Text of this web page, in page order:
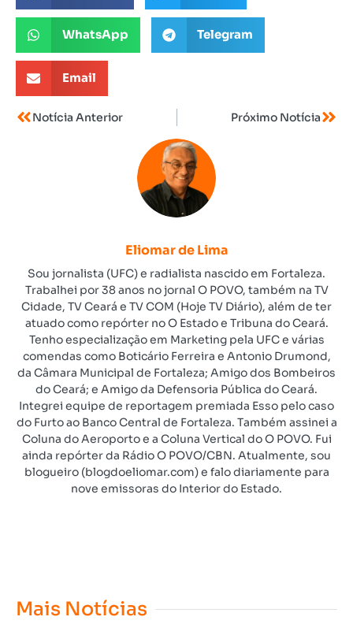
WhatsApp Telegram
Email
Notícia Anterior Próximo Notícia
Eliomar de Lima
Sou jornalista (UFC) e radialista nascido em Fortaleza.
Trabalhei por 38 anos no jornal O POVO, também na TV
Cidade, TV Ceará e TV COM (Hoje TV Diário), além de ter
atuado como repórter no O Estado e Tribuna do Ceará.
Tenho especialização em Marketing pela UFC e várias
comendas como Boticário Ferreira e Antonio Drumond,
da Câmara Municipal de Fortaleza; Amigo dos Bombeiros
do Ceará; e Amigo da Defensoria Pública do Ceará.
Integrei equipe de reportagem premiada Esso pelo caso
do Furto ao Banco Central de Fortaleza. Também assinei a
Coluna do Aeroporto e a Coluna Vertical do O POVO. Fui
ainda repórter da Rádio O POVO/CBN. Atualmente, sou
blogueiro (blogdoeliomar.com) e falo diariamente para
nove emissoras do Interior do Estado.
Mais Notícias